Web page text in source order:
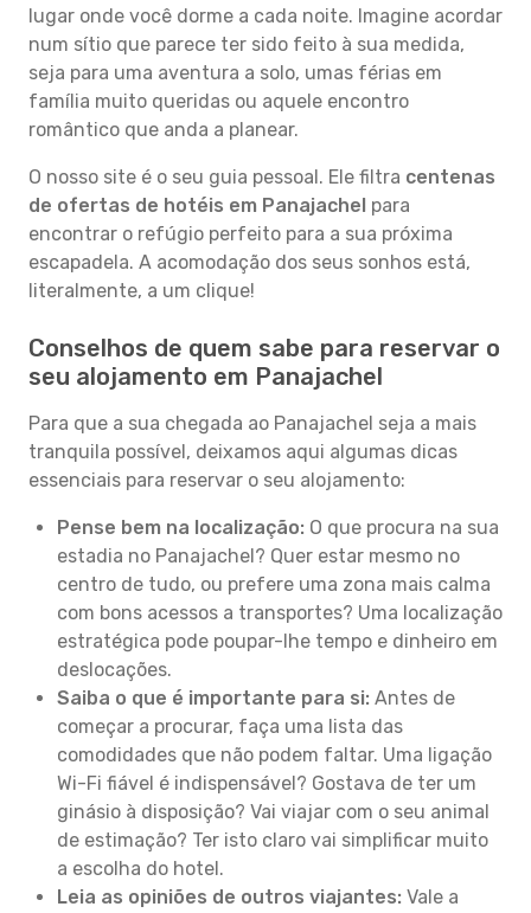
lugar onde você dorme a cada noite. Imagine acordar
num sítio que parece ter sido feito à sua medida,
seja para uma aventura a solo, umas férias em
família muito queridas ou aquele encontro
romântico que anda a planear.
O nosso site é o seu guia pessoal. Ele filtra centenas
de ofertas de hotéis em Panajachel para
encontrar o refúgio perfeito para a sua próxima
escapadela. A acomodação dos seus sonhos está,
literalmente, a um clique!
Conselhos de quem sabe para reservar o
seu alojamento em Panajachel
Para que a sua chegada ao Panajachel seja a mais
tranquila possível, deixamos aqui algumas dicas
essenciais para reservar o seu alojamento:
Pense bem na localização: O que procura na sua
estadia no Panajachel? Quer estar mesmo no
centro de tudo, ou prefere uma zona mais calma
com bons acessos a transportes? Uma localização
estratégica pode poupar-lhe tempo e dinheiro em
deslocações.
Saiba o que é importante para si: Antes de
começar a procurar, faça uma lista das
comodidades que não podem faltar. Uma ligação
Wi-Fi fiável é indispensável? Gostava de ter um
ginásio à disposição? Vai viajar com o seu animal
de estimação? Ter isto claro vai simplificar muito
a escolha do hotel.
Leia as opiniões de outros viajantes: Vale a